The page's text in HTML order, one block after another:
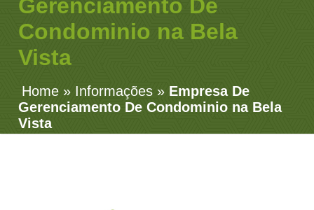
Gerenciamento De
Condominio na Bela
Vista
Home » Informações » Empresa De
Gerenciamento De Condominio na Bela
Vista